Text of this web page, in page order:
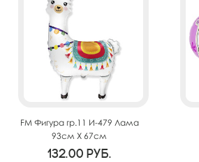
FM Фигура гр.11 И-479 Лама
93см Х 67см
132.00 руб.